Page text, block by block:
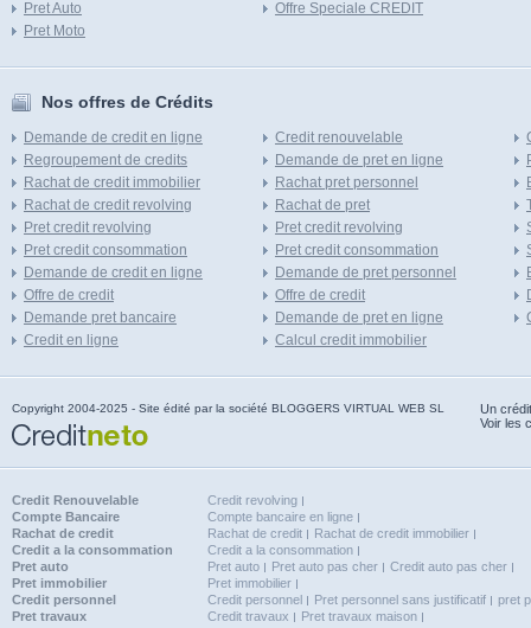
Pret Auto
Pret Moto
Offre Speciale CREDIT
Nos offres de Crédits
Demande de credit en ligne
Regroupement de credits
Rachat de credit immobilier
Rachat de credit revolving
Pret credit revolving
Pret credit consommation
Demande de credit en ligne
Offre de credit
Demande pret bancaire
Credit en ligne
Credit renouvelable
Demande de pret en ligne
Rachat pret personnel
Rachat de pret
Pret credit revolving
Pret credit consommation
Demande de pret personnel
Offre de credit
Demande de pret en ligne
Calcul credit immobilier
Copyright 2004-2025 - Site édité par la société BLOGGERS VIRTUAL WEB SL
Un
Voir les
Credit Renouvelable
Credit revolving
Compte Bancaire
Compte bancaire en ligne
Rachat de credit
Rachat de credit
Rachat de credit immobilier
Credit a la consommation
Credit a la consommation
Pret auto
Pret auto Pret auto pas cher
Credit auto pas cher
Pret immobilier
Pret immobilier
Credit personnel
Credit personnel Pret personnel sans justificatif
pret
Pret travaux
Credit travaux
Pret travaux maison